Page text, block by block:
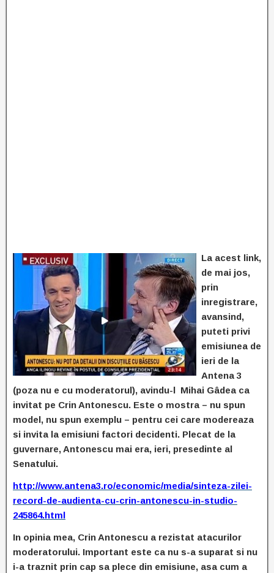
La acest link,
de mai jos,
prin
inregistrare,
avansind,
puteti privi
emisiunea de
ieri de la
Antena 3
(poza nu e cu moderatorul), avindu-l Mihai Gâdea ca
invitat pe Crin Antonescu. Este o mostra – nu spun
model, nu spun exemplu – pentru cei care modereaza
si invita la emisiuni factori decidenti. Plecat de la
guvernare, Antonescu mai era, ieri, presedinte al
Senatului.
http://www.antena3.ro/economic/media/sinteza-zilei-
record-de-audienta-cu-crin-antonescu-in-studio-
245864.html
In opinia mea, Crin Antonescu a rezistat atacurilor
moderatorului. Important este ca nu s-a suparat si nu
i-a traznit prin cap sa plece din emisiune, asa cum a